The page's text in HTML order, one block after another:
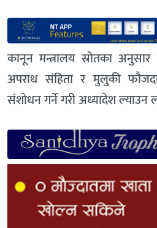
कानून मन्त्रालय स्रोतका
अपराध संहिता र मुलुकी
संशोधन गर्ने गरी अध्यादेश ल्याउन